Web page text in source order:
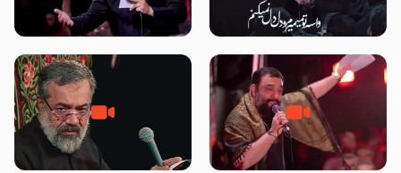
مصداق کربلا – حاج حسین سیب
سرخی
شور ، حسینا! به‌ حق زهرا «أُنْظُرْ
إِلَینا» – عزاداری شب هفتم ماه
جانا جانا ابی عبدالله – کربلایی جواد
مقدم – شب هشتم محرم 1448 –
مادر منم مثل تو خمیدم – حاج
محمود کریمی – شهادت حضرت